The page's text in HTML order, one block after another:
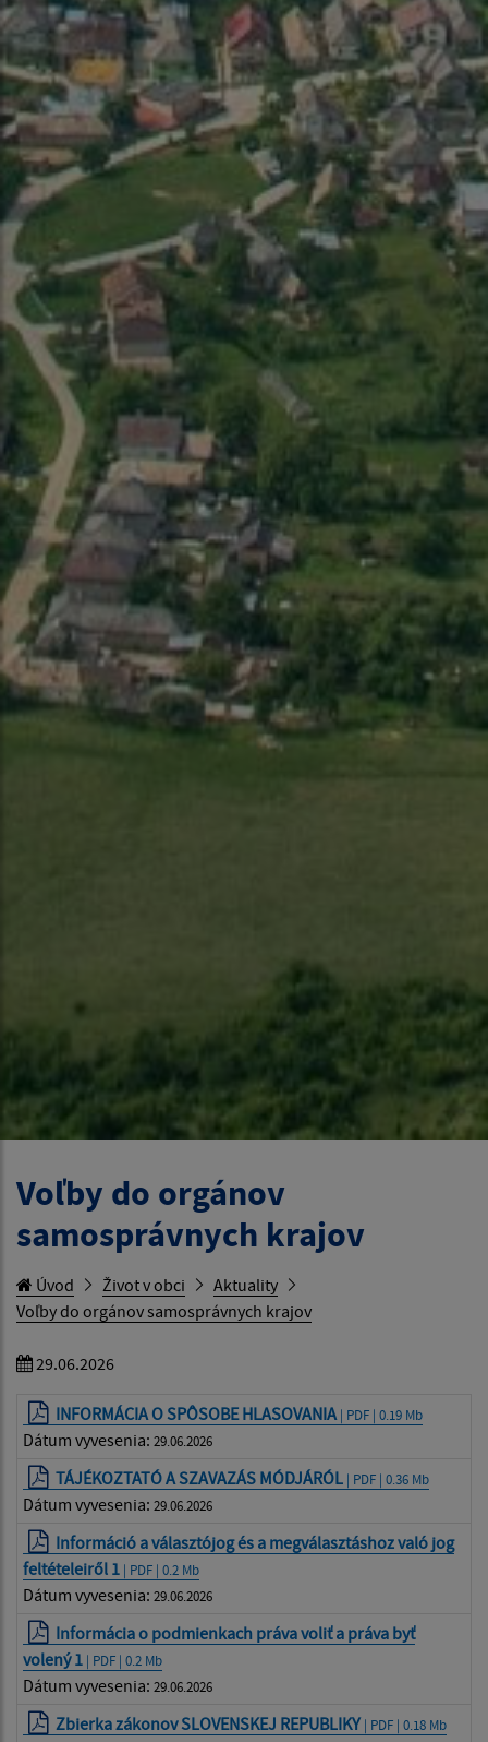
Voľby do orgánov
samosprávnych krajov
Úvod Život v obci
Aktuality
Voľby do orgánov samosprávnych krajov
29.06.2026
INFORMÁCIA O SPÔSOBE HLASOVANIA | PDF | 0.19 Mb
Dátum vyvesenia: 29.06.2026
TÁJÉKOZTATÓ A SZAVAZÁS MÓDJÁRÓL | PDF | 0.36 Mb
Dátum vyvesenia: 29.06.2026
Információ a választójog és a megválasztáshoz való jog
feltételeiről 1 | PDF | 0.2 Mb
Dátum vyvesenia: 29.06.2026
Informácia o podmienkach práva voliť a práva byť
volený 1 | PDF | 0.2 Mb
Dátum vyvesenia: 29.06.2026
Zbierka zákonov SLOVENSKEJ REPUBLIKY| PDF | 0.18 Mb